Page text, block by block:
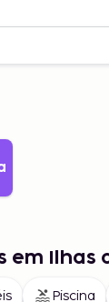
em Ilhas
Piscina